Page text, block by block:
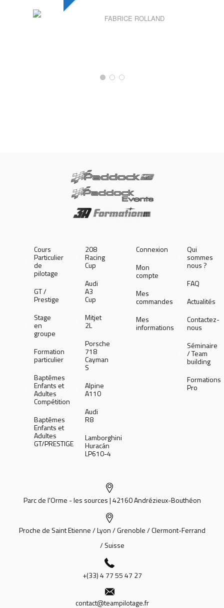
FABRICE ROLLAND
Cours
Particulier
de
pilotage
GT /
Prestige
Stage
en
groupe
Formation
particulier
Baptêmes
Enfants et
Adultes
Compétition
Baptêmes
Enfants et
Adultes
GT/PRESTIGE
208
Racing
Cup
Audi
A3
Cup
Mitjet
2L
Porsche
718
Cayman
S
Alpine
A110
Audi
R8
Lamborghini
Huracán
LP610-4
Connexion
Mon
compte
Mes
commandes
Mes
informations
Qui
sommes
nous ?
FAQ
Actualités
Contactez-
nous
Séminaire
/ Team
building
Formations
Pro
Parc de l'Orme - les sources | 42160 Andrézieux-Bouthéon
Proche de Saint Etienne / Lyon / Grenoble / Clermont-Ferrand
/ Suisse
+(33) 4 77 55 47 27
contact@teampilotage.fr